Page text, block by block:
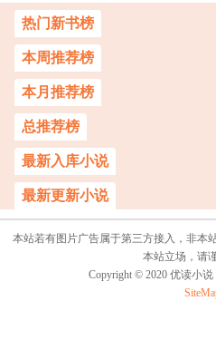
物！
热门新书榜
本周推荐榜
本月推荐榜
总推荐榜
最新入库小说
最新更新小说
本站若有图片广告属于第三方接入，非本
本站立场，请
Copyright © 2020 优读小说